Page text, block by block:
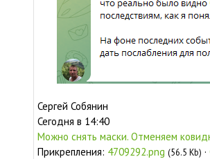
Сергей Собянин
Сегодня в 14:40
Можно снять маски. Отменяем
Прикрепления: 4709292.png (56.5 Kb) ·